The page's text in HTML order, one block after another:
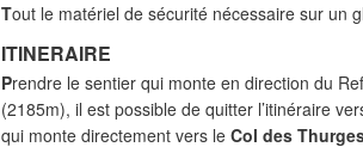
Tout le matériel de sécurité nécessaire sur un
ITINERAIRE
Prendre le sentier qui monte en direction du
(2185m), il est possible de quitter l’itinéraire
qui monte directement vers le Col des